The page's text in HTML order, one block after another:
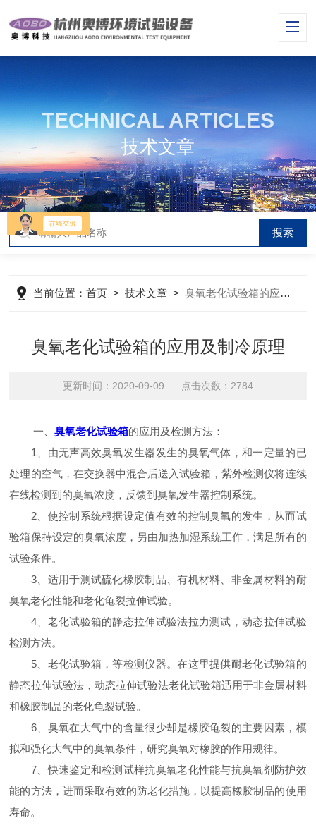
TECHNICAL ARTICLES
技术文章
当前位置：首页 >技术文章 >臭氧老化试验箱的应用及制冷原理
臭氧老化试验箱的应用及制冷原理
更新时间：2020-09-09 点击次数：2784
一、臭氧老化试验箱的应用及检测方法：
1、由无声高效臭氧发生器发生的臭氧气体，和一定量的已
处理的空气，在交换器中混合后送入试验箱，紫外检测仪将连续
在线检测到的臭氧浓度，反馈到臭氧发生器控制系统。
2、使控制系统根据设定值有效的控制臭氧的发生，从而试
验箱保持设定的臭氧浓度，另由加热加湿系统工作，满足所有的
试验条件。
3、适用于测试硫化橡胶制品、有机材料、非金属材料的耐
臭氧老化性能和老化龟裂拉伸试验。
4、老化试验箱的静态拉伸试验法拉力测试，动态拉伸试验
检测方法。
5、老化试验箱，等检测仪器。在这里提供耐老化试验箱的
静态拉伸试验法，动态拉伸试验法老化试验箱适用于非金属材料
和橡胶制品的老化龟裂试验。
6、臭氧在大气中的含量很少却是橡胶龟裂的主要因素，模
拟和强化大气中的臭氧条件，研究臭氧对橡胶的作用规律。
7、快速鉴定和检测试样抗臭氧老化性能与抗臭氧剂防护效
能的方法，进而采取有效的防老化措施，以提高橡胶制品的使用
寿命。